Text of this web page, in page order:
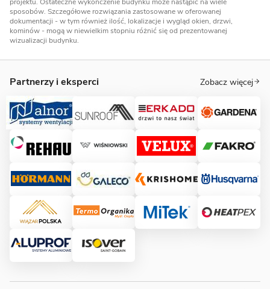
sposobów. Szczegółowe rozwiązania zastosowane w oferowanej
dokumentacji - w tym również ilość, lokalizacje i wygląd okien, drzwi,
kominów - mogą w niewielkim stopniu różnić się od prezentowanej
wizualizacji budynku.
Partnerzy i eksperci Zobacz więcej